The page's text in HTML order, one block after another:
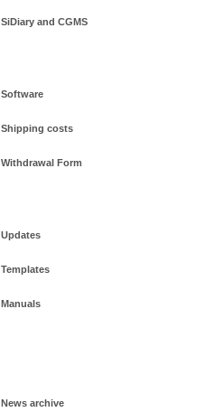
SiDiary and CGMS
Software
Shipping costs
Withdrawal Form
Updates
Templates
Manuals
News archive